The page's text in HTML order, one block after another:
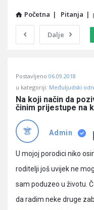
Početna | Pitanja |
Dalje
Učene
Latest
Pitanja
Postavljeno 06.09.2018
u kategoriji: Međuljudski
Na koji način da
činim prijestupe na
Admin
U mojoj porodici niko
roditelji još uvijek ne
sam poduzeo u životu.
da radim neke druge